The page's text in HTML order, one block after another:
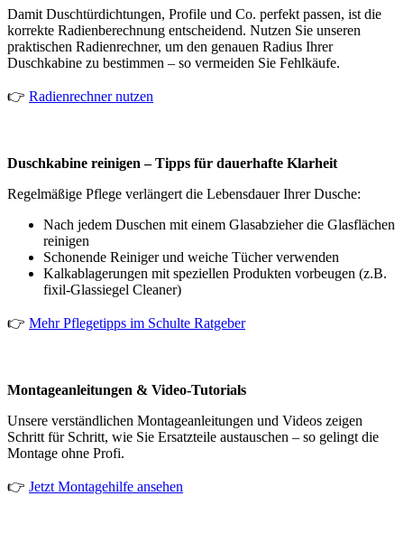
Damit Duschtürdichtungen, Profile und Co. perfekt passen, ist die
korrekte Radienberechnung entscheidend. Nutzen Sie unseren
praktischen Radienrechner, um den genauen Radius Ihrer
Duschkabine zu bestimmen – so vermeiden Sie Fehlkäufe.
👉 Radienrechner nutzen
Duschkabine reinigen – Tipps für dauerhafte Klarheit
Regelmäßige Pflege verlängert die Lebensdauer Ihrer Dusche:
Nach jedem Duschen mit einem Glasabzieher die Glasflächen
reinigen
Schonende Reiniger und weiche Tücher verwenden
Kalkablagerungen mit speziellen Produkten vorbeugen (z.B.
fixil-Glassiegel Cleaner)
👉 Mehr Pflegetipps im Schulte Ratgeber
Montageanleitungen & Video-Tutorials
Unsere verständlichen Montageanleitungen und Videos zeigen
Schritt für Schritt, wie Sie Ersatzteile austauschen – so gelingt die
Montage ohne Profi.
👉 Jetzt Montagehilfe ansehen